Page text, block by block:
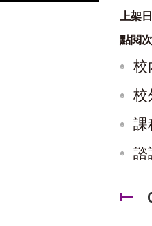
上架
點閱
校
校
課
諮